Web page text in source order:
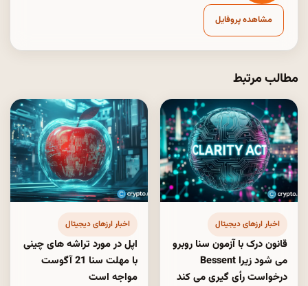
مشاهده پروفایل
مطالب مرتبط
اخبار ارزهای دیجیتال
قانون درک با آزمون سنا روبرو
می شود زیرا Bessent
درخواست رأی گیری می کند
اخبار ارزهای دیجیتال
اپل در مورد تراشه های چینی
با مهلت سنا 21 آگوست
مواجه است